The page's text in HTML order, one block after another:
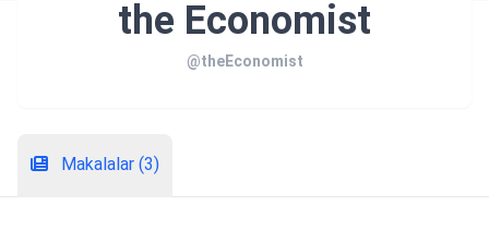
the Economist
@theEconomist
Makalalar (3)